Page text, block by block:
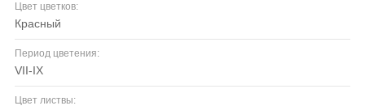
Цвет цветков:
красный
Период цветения:
VII-IX
Цвет листвы: